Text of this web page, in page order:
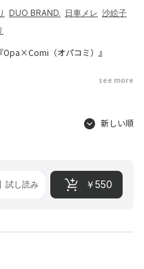
DUO BRAND. 日車メレ 沙絵子
Opa×Comi（オパコミ）』
恋～舐め尽くされて愛されて～』
の愛を乞う』５話
の押井田さんは匂いフェチ』５話
see more
新しい順
試し読み ￥550